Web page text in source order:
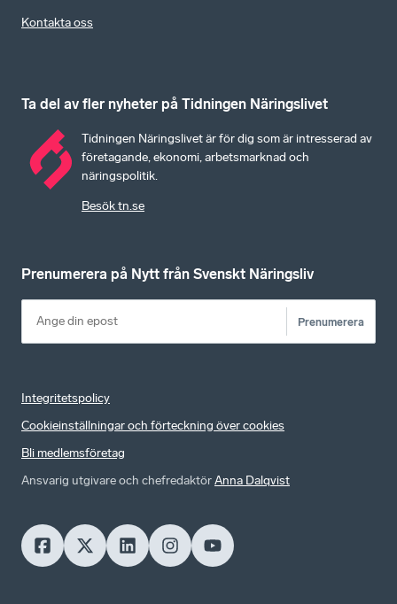
Kontakta oss
Ta del av fler nyheter på Tidningen Näringslivet
Tidningen Näringslivet är för dig som är intresserad av
företagande, ekonomi, arbetsmarknad och
näringspolitik.
Besök tn.se
Prenumerera på Nytt från Svenskt Näringsliv
Prenumerera
Integritetspolicy
Cookieinställningar och förteckning över cookies
Bli medlemsföretag
Ansvarig utgivare och chefredaktörAnna Dalqvist